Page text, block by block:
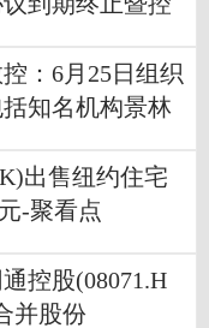
：6月25日组织
知名机构景林
出售纽约住宅
-聚看点
控股(08071.H
并股份